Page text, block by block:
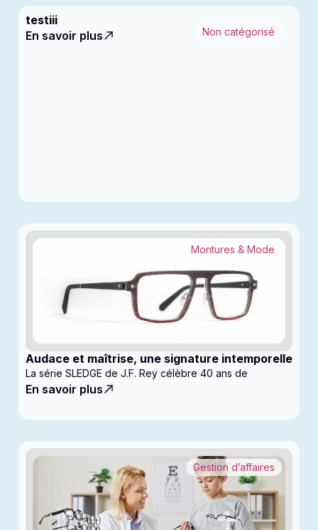
testiii
Non catégorisé
En savoir plus
Audace et maîtrise, une signature intemporelle
Montures & Mode
La série SLEDGE de J.F. Rey célèbre 40 ans de
En savoir plus
Gestion d’affaires